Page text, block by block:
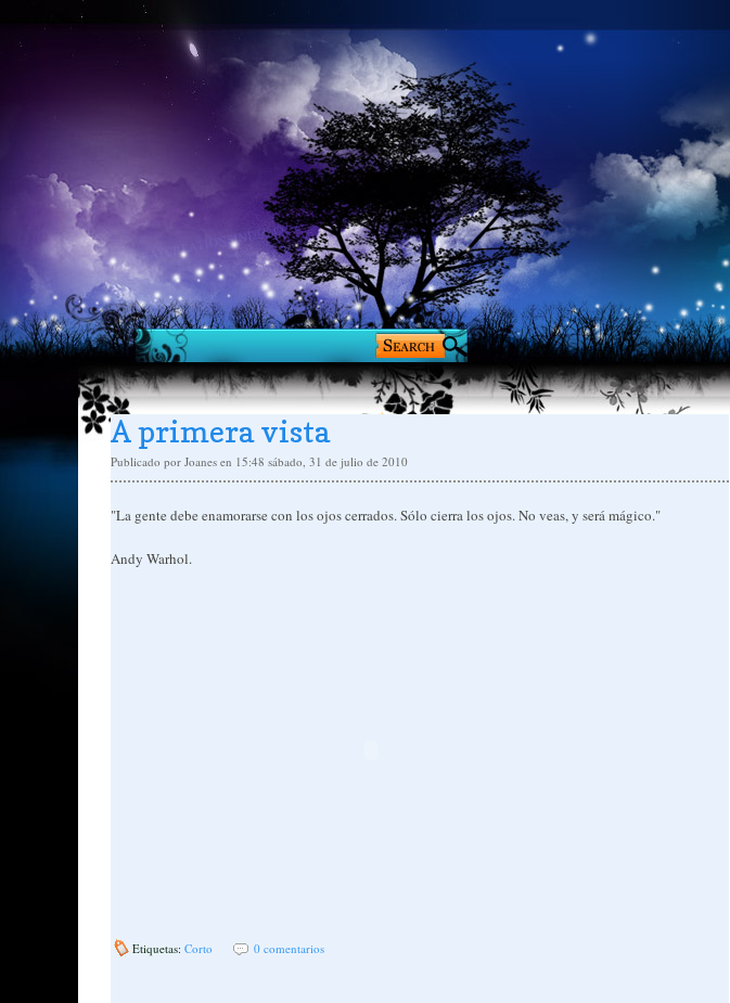
A primera vista
Publicado por Joanes en 15:48 sábado, 31 de julio de 2010
"La gente debe enamorarse con los ojos cerrados. Sólo cierra los ojos. No veas, y será mágico."
Andy Warhol.
Etiquetas: Corto 0 comentarios